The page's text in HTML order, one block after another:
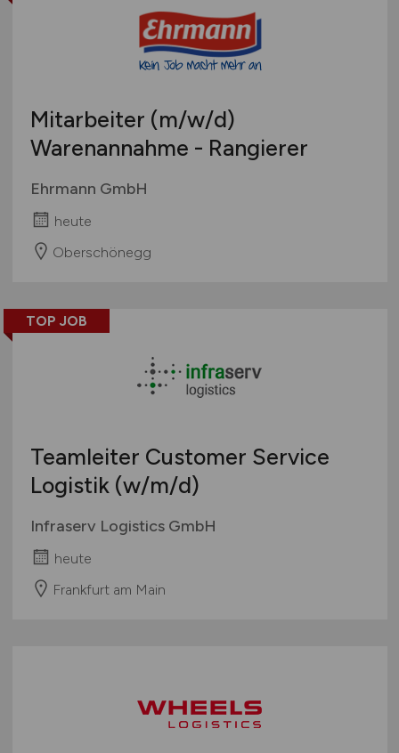
Mitarbeiter (m/w/d)
Warenannahme - Rangierer
Ehrmann GmbH
heute
Oberschönegg
TOP JOB
Teamleiter Customer Service
Logistik (w/m/d)
Infraserv Logistics GmbH
heute
Frankfurt am Main